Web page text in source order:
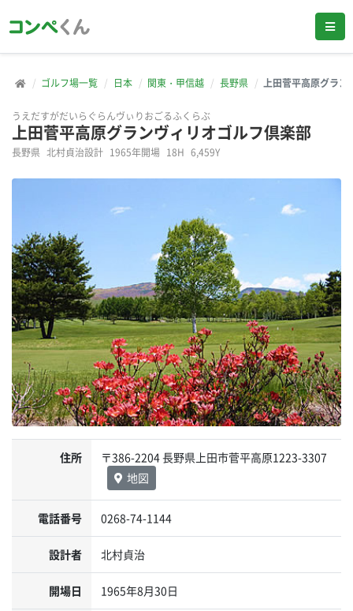
ゴルフ場一覧 日本 関東・甲信越 長野県 上田菅平高原グラン
うえだすがだいらぐらんヴぃりおごるふくらぶ
上田菅平高原グランヴィリオゴルフ倶楽部
長野県 北村貞治設計 1965年開場 18H 6,459Y
住所
〒386-2204 長野県上田市菅平高原1223-3307
地図
電話番号 0268-74-1144
設計者 北村貞治
開場日 1965年8月30日